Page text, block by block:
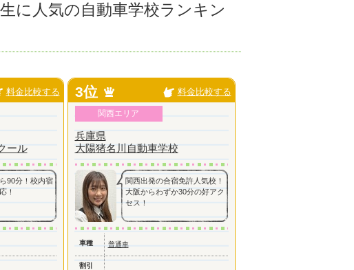
に人気の自動車学校ランキン
料金比較する
ール
90分！校内宿
！
3位 料金比較する
関西エリア
兵庫県
大陽猪名川自動車学校
関西出発の合宿免許人気校！
大阪からわずか30分の好アク
セス！
車種 普通車
割引